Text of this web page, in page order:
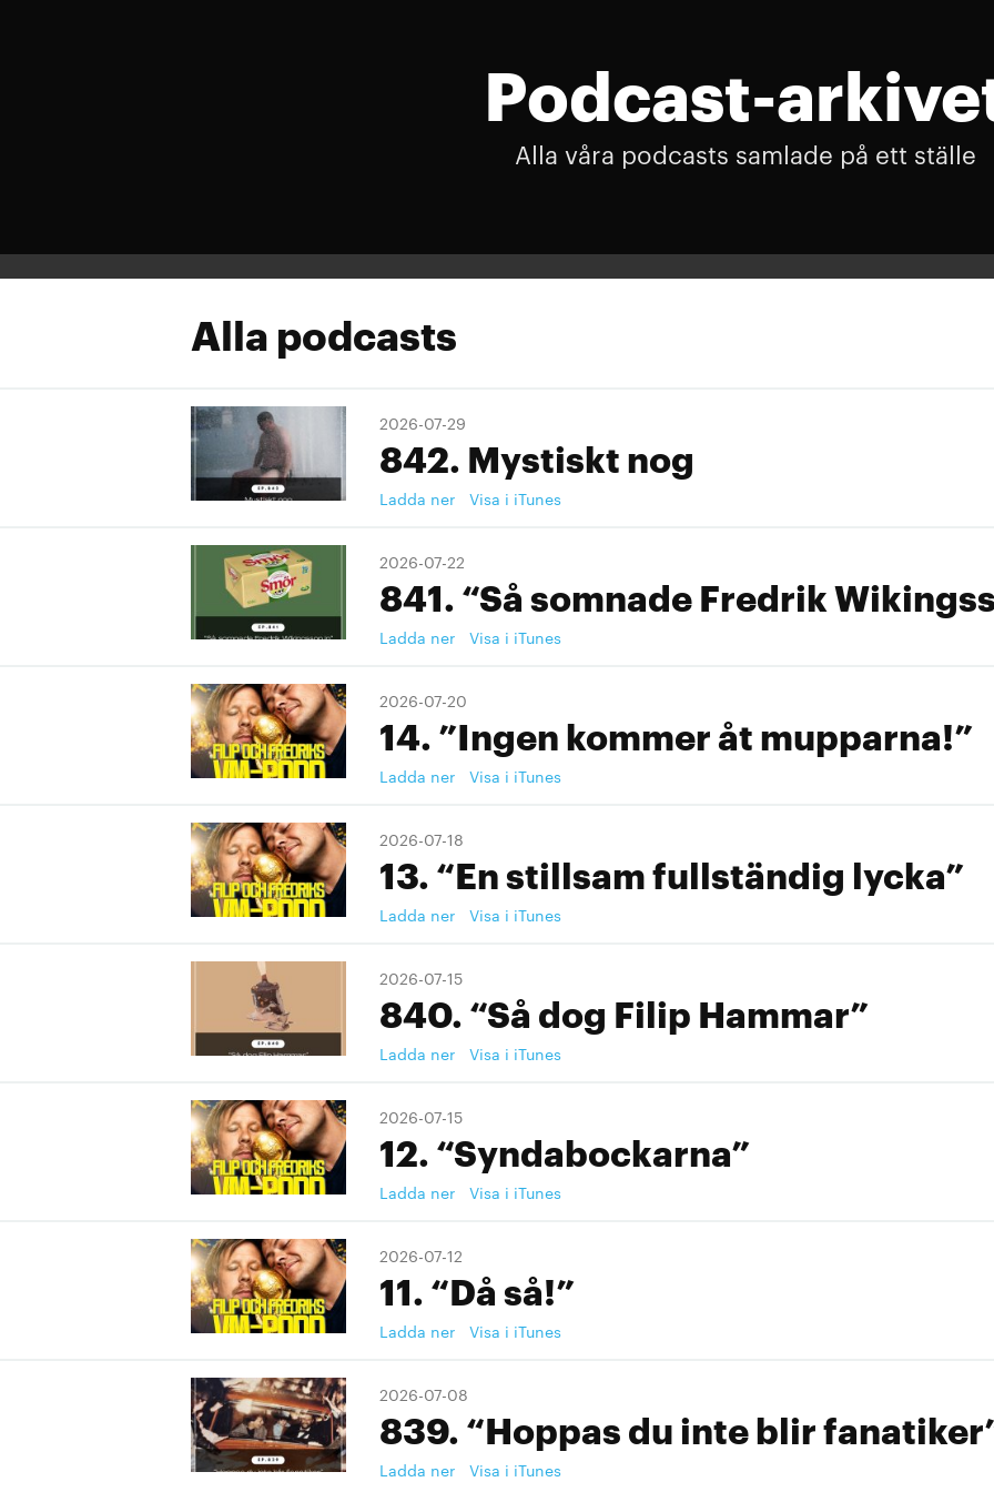
Podcast-
Alla våra podcasts samlade på ett ställe
Alla podcasts
2026-07-29
842. Mystiskt nog
Ladda ner Visa i iTunes
2026-07-22
841. “Så somnade Fredrik
Ladda ner Visa i iTunes
2026-07-20
14. ”Ingen kommer åt mupparna!”
Ladda ner Visa i iTunes
2026-07-18
13. “En stillsam fullständig lycka”
Ladda ner Visa i iTunes
2026-07-15
840. “Så dog Filip Hammar”
Ladda ner Visa i iTunes
2026-07-15
12. “Syndabockarna”
Ladda ner Visa i iTunes
2026-07-12
11. “Då så!”
Ladda ner Visa i iTunes
2026-07-08
839. “Hoppas du inte blir
Ladda ner Visa i iTunes